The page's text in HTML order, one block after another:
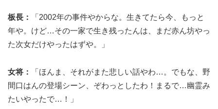
板長：
「2002年の事件やからな。生きてたら今、もっと
年や。けど…その一家で生き残ったんは、まだ赤ん坊やっ
た次女だけやったはずや。」
女将：
「ほんま、それがまた悲しい話やわ…。でもな、野
間口はんの登場シーン、ぞわっとしたわ！まるで…幽霊み
たいやったで…！」